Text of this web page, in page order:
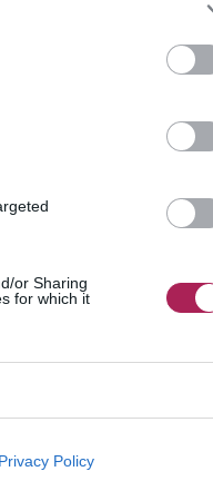
or Sharing
for which it
Privacy Policy